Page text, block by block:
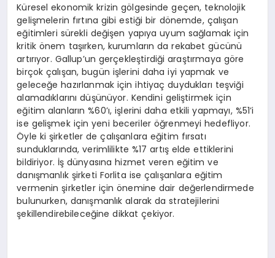
Küresel ekonomik krizin gölgesinde geçen, teknolojik
gelişmelerin fırtına gibi estiği bir dönemde, çalışan
eğitimleri sürekli değişen yapıya uyum sağlamak için
kritik önem taşırken, kurumların da rekabet gücünü
artırıyor. Gallup’un gerçekleştirdiği araştırmaya göre
birçok çalışan, bugün işlerini daha iyi yapmak ve
geleceğe hazırlanmak için ihtiyaç duydukları teşviği
alamadıklarını düşünüyor. Kendini geliştirmek için
eğitim alanların %60’ı, işlerini daha etkili yapmayı, %51’i
ise gelişmek için yeni beceriler öğrenmeyi hedefliyor.
Öyle ki şirketler de çalışanlara eğitim fırsatı
sunduklarında, verimlilikte %17 artış elde ettiklerini
bildiriyor. İş dünyasına hizmet veren eğitim ve
danışmanlık şirketi Forlita ise çalışanlara eğitim
vermenin şirketler için önemine dair değerlendirmede
bulunurken, danışmanlık alarak da stratejilerini
şekillendirebileceğine dikkat çekiyor.